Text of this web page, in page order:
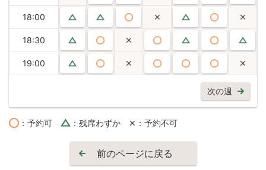
18:00
18:30
19:00
次の週
：予約可 ：残席わずか ：予約不可
前のページに戻る